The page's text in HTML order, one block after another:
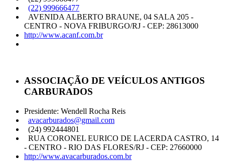
(22) 999666477
AVENIDA ALBERTO BRAUNE, 04 SALA 205 -
CENTRO - NOVA FRIBURGO/RJ - CEP: 28613000
http://www.acanf.com.br
ASSOCIAÇÃO DE VEÍCULOS ANTIGOS
CARBURADOS
Presidente: Wendell Rocha Reis
avacarburados@gmail.com
(24) 992444801
RUA CORONEL EURICO DE LACERDA CASTRO, 14
- CENTRO - RIO DAS FLORES/RJ - CEP: 27660000
http://www.avacarburados.com.br